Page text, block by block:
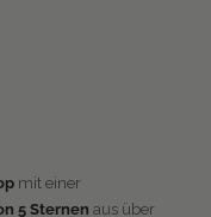
mit einer
5 Sternen aus über